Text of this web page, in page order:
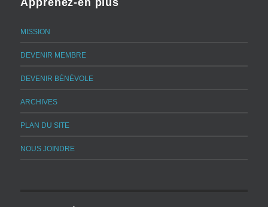
MISSION
DEVENIR MEMBRE
DEVENIR BÉNÉVOLE
ARCHIVES
PLAN DU SITE
NOUS JOINDRE